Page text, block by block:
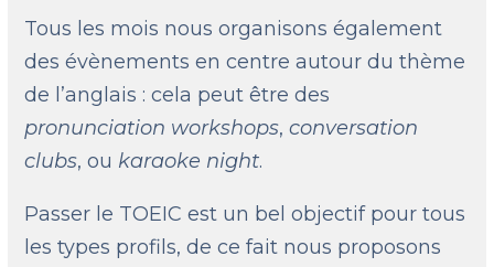
Tous les mois nous organisons également
des évènements en centre autour du thème
de l’anglais : cela peut être des
pronunciation workshops,conversation
clubs, ou karaoke night.
Passer le TOEIC est un bel objectif pour tous
les types profils, de ce fait nous proposons